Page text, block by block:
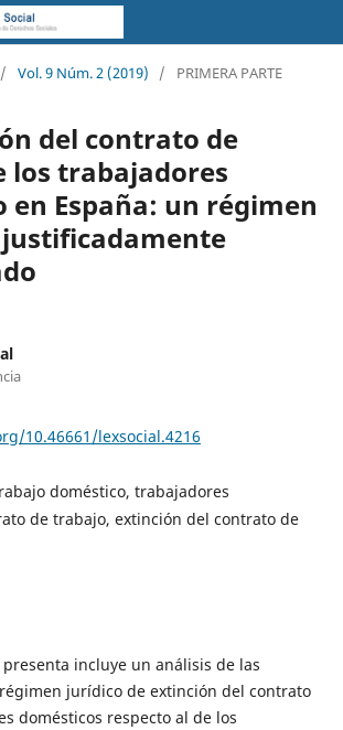
/ Vol. 9 Núm. 2 (2019) / PRIMERA PARTE
del contrato de
los trabajadores
en España: un régimen
10.46661/lexsocial.4216
doméstico, trabajadores
de trabajo, extinción del contrato de
incluye un análisis de las
jurídico de extinción del contrato
domésticos respecto al de los